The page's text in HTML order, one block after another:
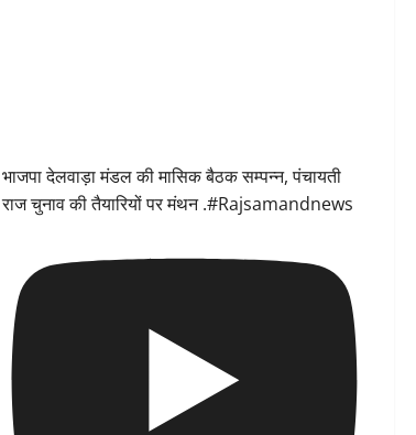
भाजपा देलवाड़ा मंडल की मासिक बैठक सम्पन्न, पंचायती
राज चुनाव की तैयारियों पर मंथन .#Rajsamandnews